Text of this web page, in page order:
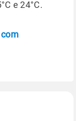
e 24°C.